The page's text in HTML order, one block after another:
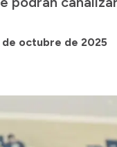
de octubre de 2025